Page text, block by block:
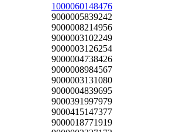
1000060148476
9000005839242
9000008214956
9000003102249
9000003126254
9000004738426
9000008984567
9000003131080
9000004839695
9000391997979
9000415147377
9000018771919